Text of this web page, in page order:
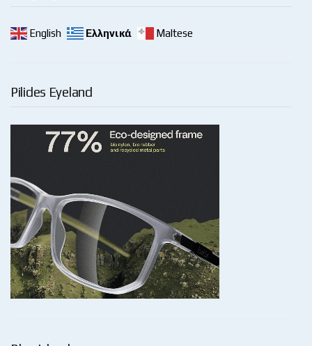
English Ελληνικά Maltese
Pilides Eyeland